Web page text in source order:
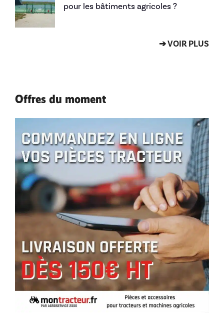
pour les bâtiments agricoles ?
➔ VOIR PLUS
Offres du moment